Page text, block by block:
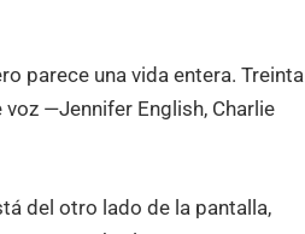
parece una vida entera. Treinta
—Jennifer English, Charlie
del otro lado de la pantalla,